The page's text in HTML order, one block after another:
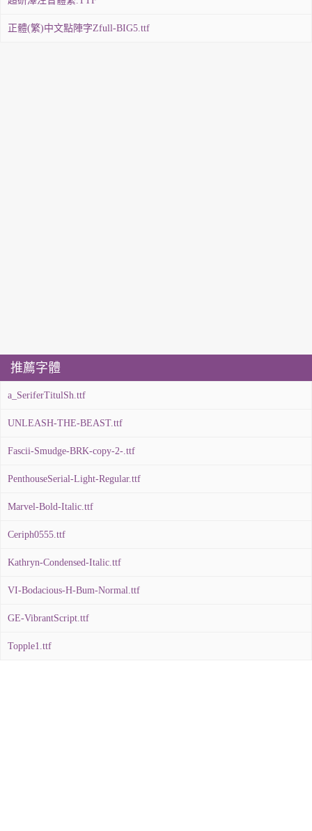
正體(繁)中文點陣字Zfull-BIG5.ttf
推薦字體
a_SeriferTitulSh.ttf
UNLEASH-THE-BEAST.ttf
Fascii-Smudge-BRK-copy-2-.ttf
PenthouseSerial-Light-Regular.ttf
Marvel-Bold-Italic.ttf
Ceriph0555.ttf
Kathryn-Condensed-Italic.ttf
VI-Bodacious-H-Bum-Normal.ttf
GE-VibrantScript.ttf
Topple1.ttf